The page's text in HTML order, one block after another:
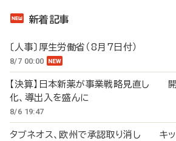
新着記事
〔人事〕厚生労働省（8月7日付）
8/7 00:00
【決算】日本新薬が事業戦略見直し
化、導出入を盛んに
8/6 19:47
タブネオス、欧州で承認取り消し キッ